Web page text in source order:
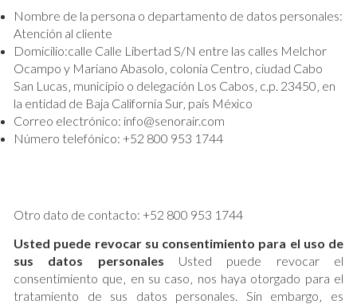
Nombre de la persona o departamento de datos personales:
Atención al cliente
Domicilio:calle Calle Libertad S/N entre las calles Melchor
Ocampo y Mariano Abasolo‚ colonia Centro‚ ciudad Cabo
San Lucas‚ municipio o delegación Los Cabos‚ c.p. 23450‚ en
la entidad de Baja California Sur‚ país México
Correo electrónico: info@senorair.com
Número telefónico: +52 800 953 1744
Otro dato de contacto: +52 800 953 1744
Usted puede revocar su consentimiento para el uso de
sus datos personales Usted puede revocar el
consentimiento que‚ en su caso‚ nos haya otorgado para el
tratamiento de sus datos personales. Sin embargo‚ es